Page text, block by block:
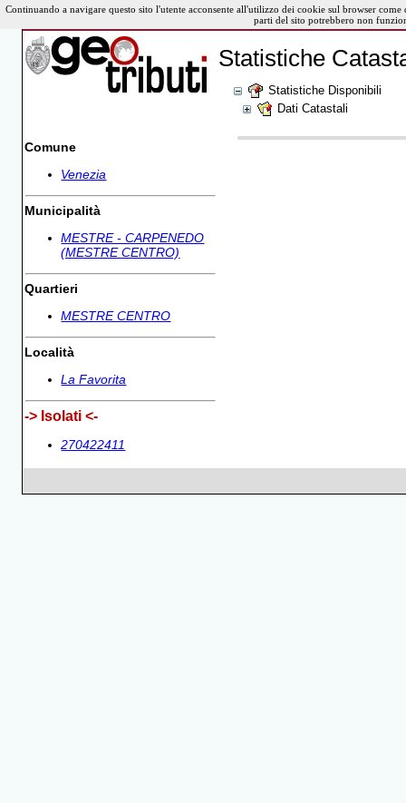
Comune
Venezia
Municipalità
MESTRE - CARPENEDO
(MESTRE CENTRO)
Quartieri
MESTRE CENTRO
Località
La Favorita
-> Isolati <-
270422411
Statistiche
Statistiche Disponibili
Dati Catastali
Continuando a navigare questo sito l'utente acconsente all'utilizzo dei cookie sul browser
parti del sito potrebbero non